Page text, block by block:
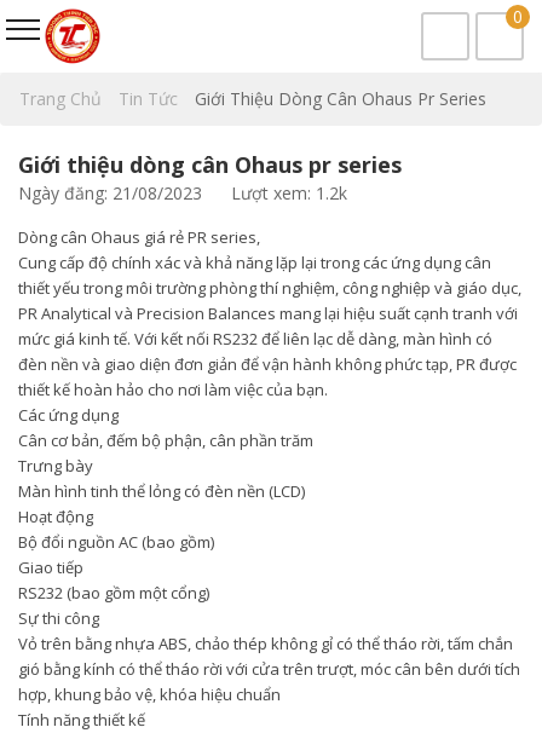
0
Trang Chủ Tin Tức Giới Thiệu Dòng Cân Ohaus Pr Series
Giới thiệu dòng cân Ohaus pr series
Ngày đăng: 21/08/2023 Lượt xem: 1.2k
Dòng cân Ohaus giá rẻ PR series,
Cung cấp độ chính xác và khả năng lặp lại trong các ứng dụng cân
thiết yếu trong môi trường phòng thí nghiệm, công nghiệp và giáo dục,
PR Analytical và Precision Balances mang lại hiệu suất cạnh tranh với
mức giá kinh tế. Với kết nối RS232 để liên lạc dễ dàng, màn hình có
đèn nền và giao diện đơn giản để vận hành không phức tạp, PR được
thiết kế hoàn hảo cho nơi làm việc của bạn.
Các ứng dụng
Cân cơ bản, đếm bộ phận, cân phần trăm
Trưng bày
Màn hình tinh thể lỏng có đèn nền (LCD)
Hoạt động
Bộ đổi nguồn AC (bao gồm)
Giao tiếp
RS232 (bao gồm một cổng)
Sự thi công
Vỏ trên bằng nhựa ABS, chảo thép không gỉ có thể tháo rời, tấm chắn
gió bằng kính có thể tháo rời với cửa trên trượt, móc cân bên dưới tích
hợp, khung bảo vệ, khóa hiệu chuẩn
Tính năng thiết kế